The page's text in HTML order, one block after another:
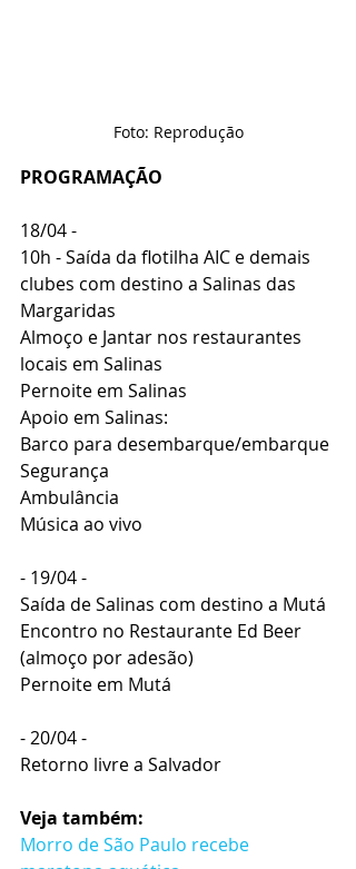
Foto: Reprodução
PROGRAMAÇÃO
18/04 -
10h - Saída da flotilha AIC e demais
clubes com destino a Salinas das
Margaridas
Almoço e Jantar nos restaurantes
locais em Salinas
Pernoite em Salinas
Apoio em Salinas:
Barco para desembarque/embarque
Segurança
Ambulância
Música ao vivo
- 19/04 -
Saída de Salinas com destino a Mutá
Encontro no Restaurante Ed Beer
(almoço por adesão)
Pernoite em Mutá
- 20/04 -
Retorno livre a Salvador
Veja também:
Morro de São Paulo recebe